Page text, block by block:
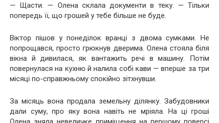
— Щасти. — Олена склала документи в теку. — Тільки
попередь її, що грошей у тебе більше не буде.
Віктор пішов у понеділок вранці з двома сумками. Не
попрощався, просто грюкнув дверима. Олена стояла біля
вікна й дивилася, як вантажить речі в машину. Потім
повернулася на кухню й налила собі кави — вперше за три
місяці по-справжньому спокійно зітхнувши.
За місяць вона продала земельну ділянку. Забудовники
дали суму, про яку вона навіть не мріяла. На ці гроші